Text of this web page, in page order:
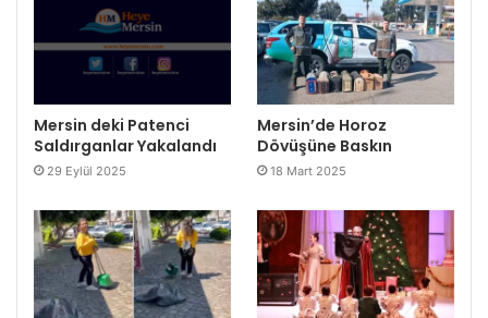
Mersin deki Patenci
Saldırganlar Yakalandı
29 Eylül 2025
Mersin’de Horoz
Dövüşüne Baskın
18 Mart 2025